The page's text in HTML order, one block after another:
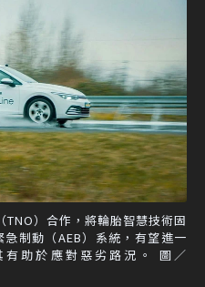
）合作，將輪胎智慧技術固
制動（AEB）系統，有望進一
助於應對惡劣路況。 圖／